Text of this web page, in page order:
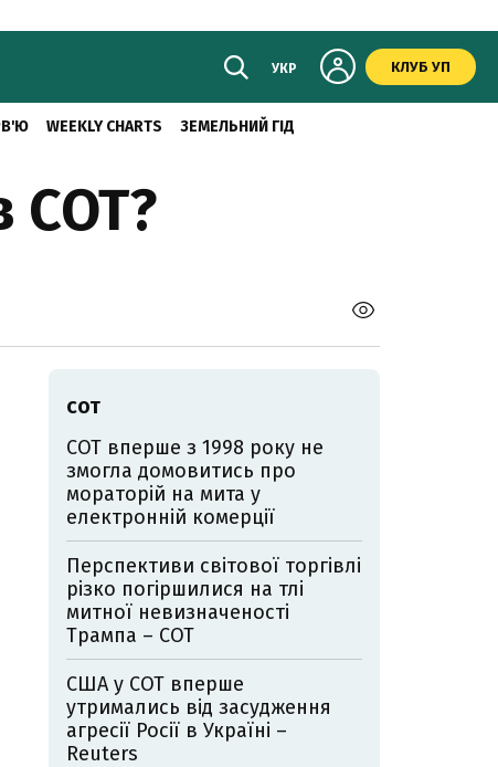
УКР КЛУБ УП
WEEKLY CHARTS ЗЕМЕЛЬНИЙ ГІД
СОТ?
СОТ
СОТ вперше з 1998 року не
змогла домовитись про
мораторій на мита у
електронній комерції
Перспективи світової торгівлі
різко погіршилися на тлі
митної невизначеності
Трампа – СОТ
США у СОТ вперше
утримались від засудження
агресії Росії в Україні –
Reuters